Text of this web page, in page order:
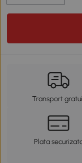
Transport
Plata